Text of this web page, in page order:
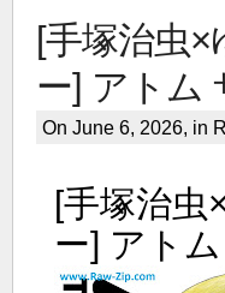
[手塚治虫
ー] アトム
On June 6, 2026, in
[手塚治
ー] アト